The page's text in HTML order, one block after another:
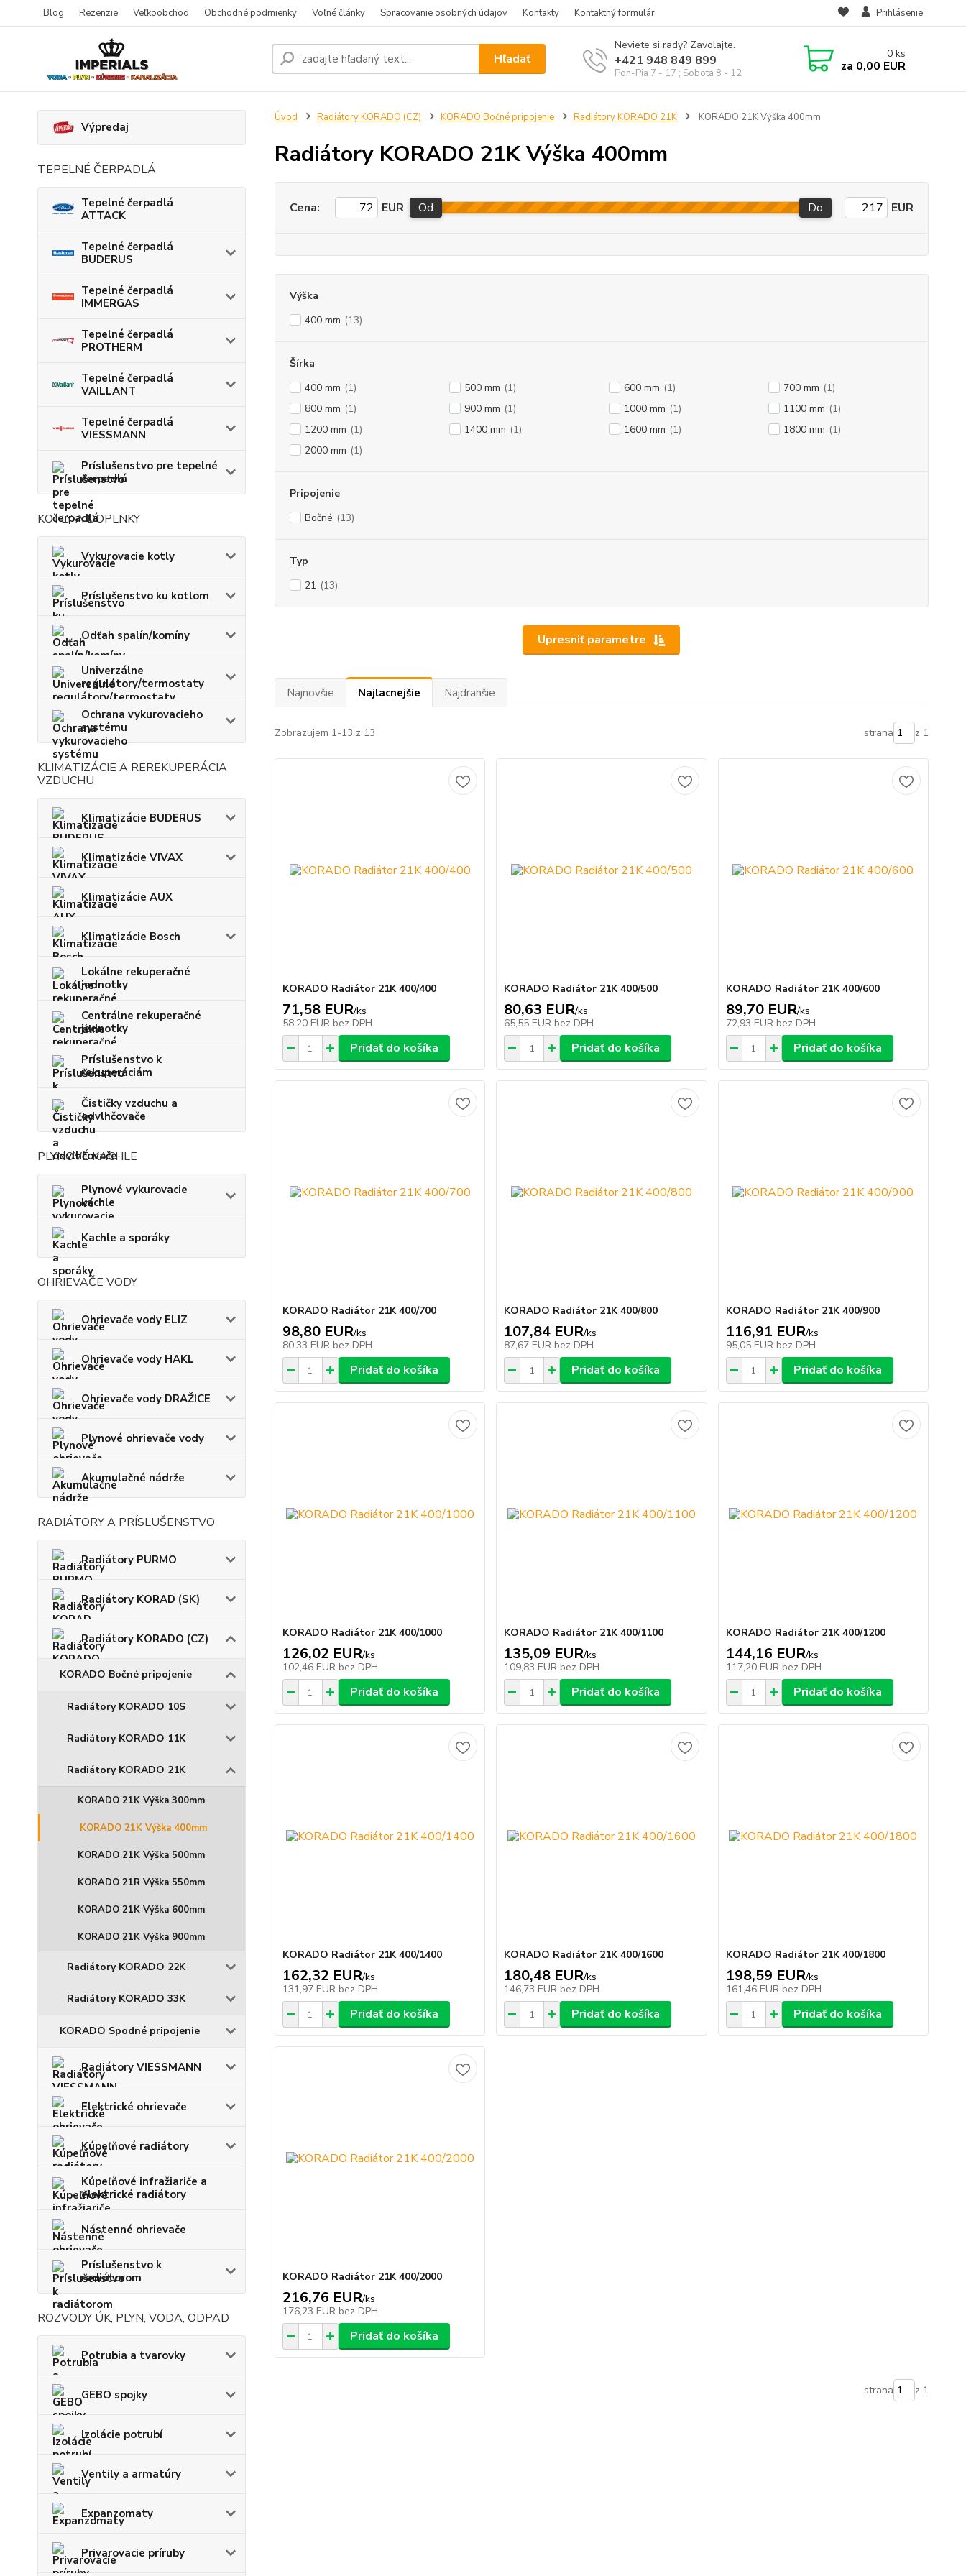
Blog Rezenzie Veľkoobchod Obchodné podmienky Voľné články Spracovanie osobných údajov Kontakty Kontaktný formulár Prihlásenie
Hľadať
Neviete si rady? Zavolajte.
+421 948 849 899
Pon-Pia 7 - 17 ; Sobota 8 - 12
0 ks
za 0,00 EUR
Výpredaj
TEPELNÉ ČERPADLÁ
Tepelné čerpadlá
ATTACK
Tepelné čerpadlá
BUDERUS
Tepelné čerpadlá
IMMERGAS
Tepelné čerpadlá
PROTHERM
Tepelné čerpadlá
VAILLANT
Tepelné čerpadlá
VIESSMANN
Príslušenstvo pre tepelné
čerpadlá
KOTLY A DOPLNKY
Vykurovacie kotly
Príslušenstvo ku kotlom
Odťah spalín/komíny
Univerzálne
regulátory/termostaty
Ochrana vykurovacieho
systému
KLIMATIZÁCIE A REREKUPERÁCIA
VZDUCHU
Klimatizácie BUDERUS
Klimatizácie VIVAX
Klimatizácie AUX
Klimatizácie Bosch
Lokálne rekuperačné
jednotky
Centrálne rekuperačné
jednotky
Príslušenstvo k
rekuperáciám
Čističky vzduchu a
odvlhčovače
PLYNOVÉ KACHLE
Plynové vykurovacie
kachle
Kachle a sporáky
OHRIEVAČE VODY
Ohrievače vody ELIZ
Ohrievače vody HAKL
Ohrievače vody DRAŽICE
Plynové ohrievače vody
Akumulačné nádrže
RADIÁTORY A PRÍSLUŠENSTVO
Radiátory PURMO
Radiátory KORAD (SK)
Radiátory KORADO (CZ)
KORADO Bočné pripojenie
Radiátory KORADO 10S
Radiátory KORADO 11K
Radiátory KORADO 21K
KORADO 21K Výška 300mm
KORADO 21K Výška 400mm
KORADO 21K Výška 500mm
KORADO 21R Výška 550mm
KORADO 21K Výška 600mm
KORADO 21K Výška 900mm
Radiátory KORADO 22K
Radiátory KORADO 33K
KORADO Spodné pripojenie
Radiátory VIESSMANN
Elektrické ohrievače
Kúpeľňové radiátory
Kúpeľňové infražiariče a
elektrické radiátory
Nástenné ohrievače
Príslušenstvo k
radiátorom
ROZVODY ÚK, PLYN, VODA, ODPAD
Potrubia a tvarovky
GEBO spojky
Izolácie potrubí
Ventily a armatúry
Expanzomaty
Privarovacie príruby
Úvod Radiátory KORADO (CZ) KORADO Bočné pripojenie Radiátory KORADO 21K KORADO 21K Výška 400mm
Radiátory KORADO 21K Výška 400mm
Upresniť parametre
Cena: EUR Od Do EUR
Výška
400 mm (13)
Šírka
400 mm (1) 500 mm (1) 600 mm (1) 700 mm (1)
800 mm (1) 900 mm (1) 1000 mm (1) 1100 mm (1)
1200 mm (1) 1400 mm (1) 1600 mm (1) 1800 mm (1)
2000 mm (1)
Pripojenie
Bočné (13)
Typ
21 (13)
Najnovšie Najlacnejšie Najdrahšie
Zobrazujem 1-13 z 13 strana z 1
KORADO Radiátor 21K 400/400
71,58 EUR/ks
58,20 EUR bez DPH
Pridať do košíka
KORADO Radiátor 21K 400/500
80,63 EUR/ks
65,55 EUR bez DPH
Pridať do košíka
KORADO Radiátor 21K 400/600
89,70 EUR/ks
72,93 EUR bez DPH
Pridať do košíka
KORADO Radiátor 21K 400/700
98,80 EUR/ks
80,33 EUR bez DPH
Pridať do košíka
KORADO Radiátor 21K 400/800
107,84 EUR/ks
87,67 EUR bez DPH
Pridať do košíka
KORADO Radiátor 21K 400/900
116,91 EUR/ks
95,05 EUR bez DPH
Pridať do košíka
KORADO Radiátor 21K 400/1000
126,02 EUR/ks
102,46 EUR bez DPH
Pridať do košíka
KORADO Radiátor 21K 400/1100
135,09 EUR/ks
109,83 EUR bez DPH
Pridať do košíka
KORADO Radiátor 21K 400/1200
144,16 EUR/ks
117,20 EUR bez DPH
Pridať do košíka
KORADO Radiátor 21K 400/1400
162,32 EUR/ks
131,97 EUR bez DPH
Pridať do košíka
KORADO Radiátor 21K 400/1600
180,48 EUR/ks
146,73 EUR bez DPH
Pridať do košíka
KORADO Radiátor 21K 400/1800
198,59 EUR/ks
161,46 EUR bez DPH
Pridať do košíka
KORADO Radiátor 21K 400/2000
216,76 EUR/ks
176,23 EUR bez DPH
Pridať do košíka
strana z 1